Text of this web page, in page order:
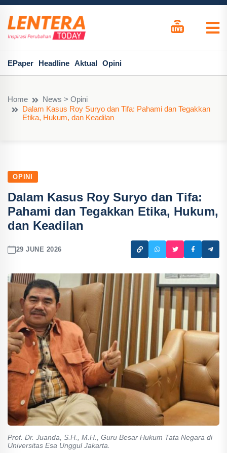
EPaper Headline Aktual Opini
Home
News > Opini
Dalam Kasus Roy Suryo dan Tifa: Pahami dan Tegakkan
Etika, Hukum, dan Keadilan
OPINI
Dalam Kasus Roy Suryo dan Tifa:
Pahami dan Tegakkan Etika, Hukum,
dan Keadilan
29 JUNE 2026
Prof. Dr. Juanda, S.H., M.H., Guru Besar Hukum Tata Negara di
Universitas Esa Unggul Jakarta.